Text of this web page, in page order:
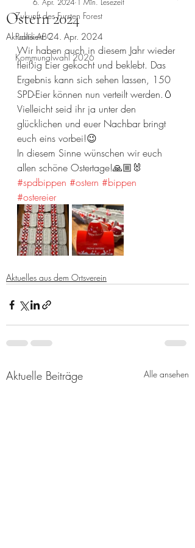
Zukunft des Fursten Forest
Politik-ABC
Kommunalwahl 2026
Ostern 2024
6. Apr. 2024 1 Min. Lesezeit
Aktualisiert:24. Apr. 2024
Wir haben auch in diesem Jahr wieder
fleißig Eier gekocht und beklebt. Das
Ergebnis kann sich sehen lassen, 150
SPD-Eier können nun verteilt werden.🥚
Vielleicht seid ihr ja unter den
glücklichen und euer Nachbar bringt
euch eins vorbei!😉
In diesem Sinne wünschen wir euch
allen schöne Ostertage!🙏🏼🐰
#spdbippen #ostern #bippen
#ostereier
Aktuelles aus dem Ortsverein
Aktuelle Beiträge Alle ansehen